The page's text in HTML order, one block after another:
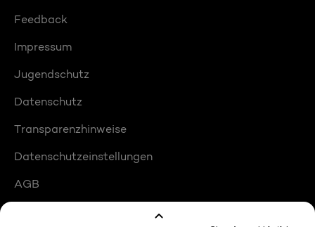
Feedback
Impressum
Jugendschutz
Datenschutz
Transparenzhinweise
Datenschutzeinstellungen
AGB